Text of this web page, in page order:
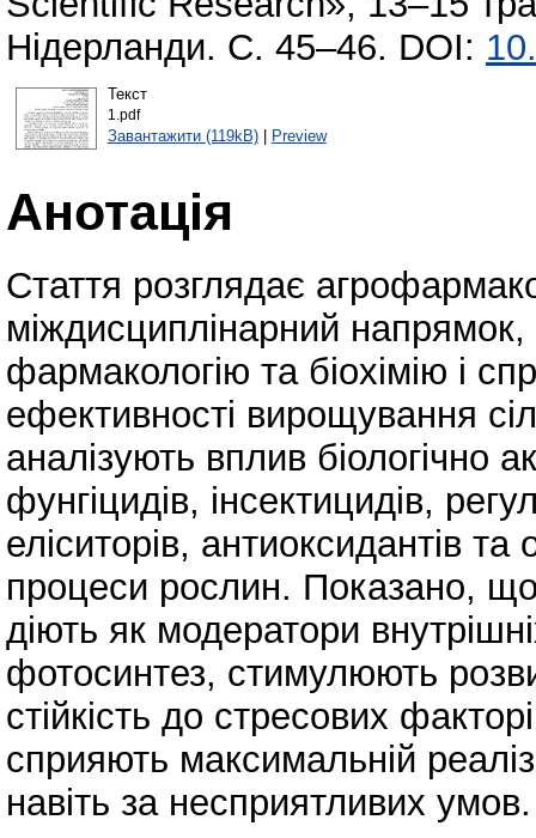
Нідерланди. С. 45–46. DOI:
Текст
1.pdf
Завантажити (119kB)| Preview
Анотація
Стаття розглядає
міждисциплінарний
фармакологію та біохімію і
ефективності вирощування
аналізують вплив біологічно
фунгіцидів, інсектицидів,
еліситорів, антиоксидантів та
процеси рослин. Показано,
діють як модератори
фотосинтез, стимулюють
стійкість до стресових
сприяють максимальній
навіть за несприятливих умов.